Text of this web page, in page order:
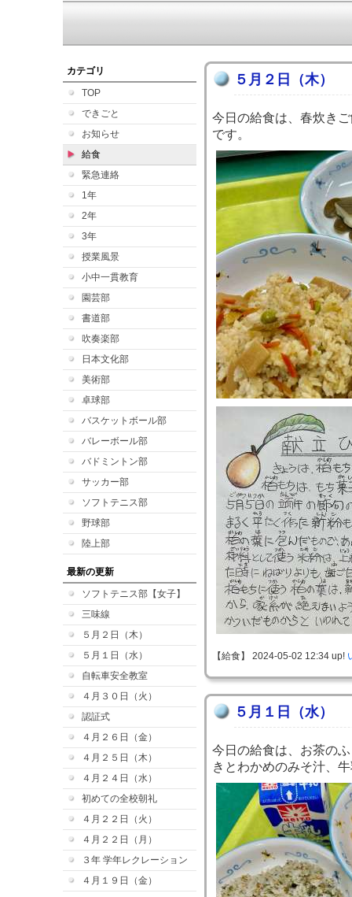
カテゴリ
TOP
できごと
お知らせ
給食
緊急連絡
1年
2年
3年
授業風景
小中一貫教育
園芸部
書道部
吹奏楽部
日本文化部
美術部
卓球部
バスケットボール部
バレーボール部
バドミントン部
サッカー部
ソフトテニス部
野球部
陸上部
最新の更新
ソフトテニス部【女子】
三味線
５月２日（木）
５月１日（水）
自転車安全教室
４月３０日（火）
認証式
４月２６日（金）
４月２５日（木）
４月２４日（水）
初めての全校朝礼
４月２２日（火）
４月２２日（月）
３年 学年レクレーション
４月１９日（金）
５月２日（木）
今日の給食は、春炊き
です。
【給食】 2024-05-02 12:34 up!
５月１日（水）
今日の給食は、お茶の
きとわかめのみそ汁、